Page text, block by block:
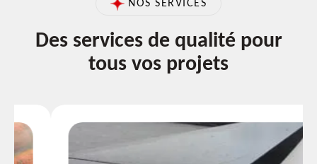
NOS SERVICES
Des services de qualité pour
tous vos projets